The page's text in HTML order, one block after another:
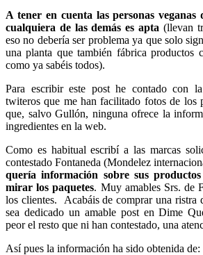
A tener en cuenta las personas veganas
cualquiera de las demás es apta (llevan
eso no debería ser problema ya que solo
una planta que también fábrica productos
como ya sabéis todos).
Para escribir este post he contado con
twiteros que me han facilitado fotos de los
que, salvo Gullón, ninguna ofrece la
ingredientes en la web.
Como es habitual escribí a las marcas
contestado Fontaneda (Mondelez
quería información sobre sus
mirar los paquetes. Muy amables Srs. de
los clientes. Acabáis de comprar una ristra
sea dedicado un amable post en Dime
peor el resto que ni han contestado, una
Así pues la información ha sido obtenida de: